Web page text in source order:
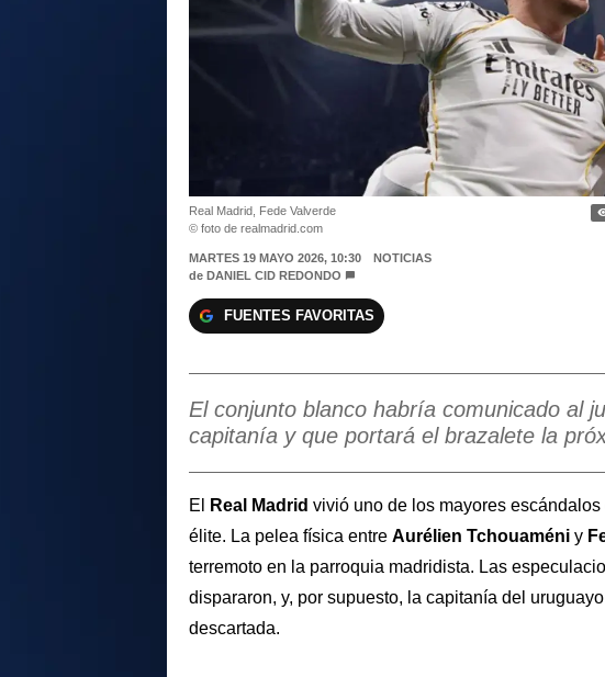
Real Madrid, Fede Valverde
© foto de realmadrid.com
MARTES 19 MAYO 2026, 10:30
NOTICIAS
de DANIEL CID REDONDO
FUENTES FAVORITAS
El conjunto blanco habría comunicado al
capitanía y que portará el brazalete la
El Real Madrid vivió uno de los mayores
élite. La pelea física entre Aurélien Tchouaméni y
terremoto en la parroquia madridista. Las
dispararon, y, por supuesto, la capitanía del
descartada.